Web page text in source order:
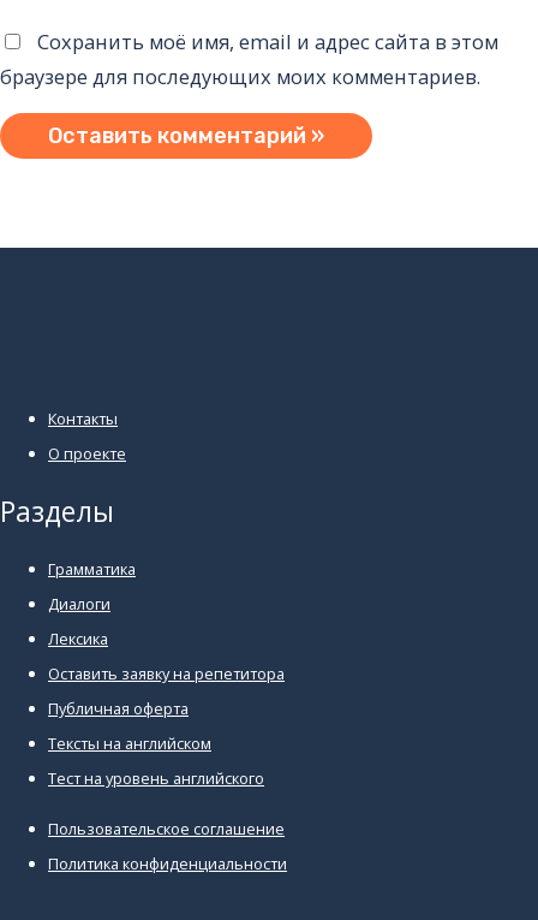
Сохранить моё имя, email и адрес сайта в этом
браузере для последующих моих комментариев.
Контакты
О проекте
Разделы
Грамматика
Диалоги
Лексика
Оставить заявку на репетитора
Публичная оферта
Тексты на английском
Тест на уровень английского
Пользовательское соглашение
Политика конфиденциальности